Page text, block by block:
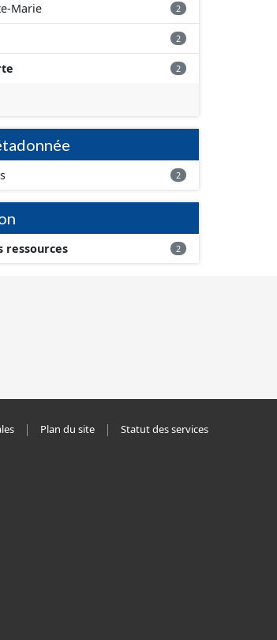
Marie 2
2
2
2
ressources 2
Plan du site Statut des services